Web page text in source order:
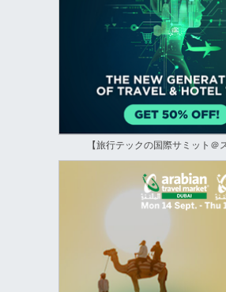
【旅行テックの国際サミット＠